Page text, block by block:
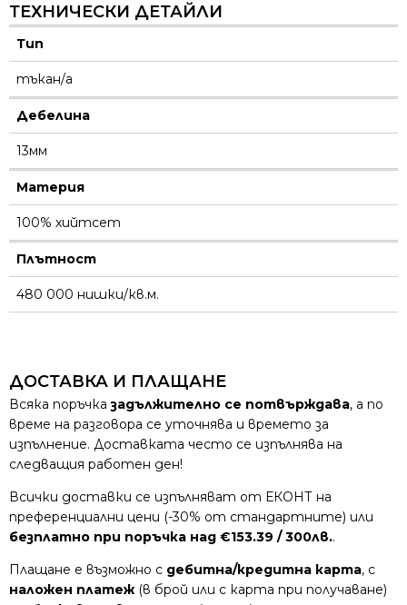
ТЕХНИЧЕСКИ ДЕТАЙЛИ
Тип
тъкан/а
Дебелина
13мм
Материя
100% хийтсет
Плътност
480 000 нишки/кв.м.
ДОСТАВКА И ПЛАЩАНЕ
Всяка поръчказадължително се потвърждава, а по
време на разговора се уточнява и времето за
изпълнение. Доставката често се изпълнява на
следващия работен ден!
Всички доставки се изпълняват от ЕКОНТ на
преференциални цени (-30% от стандартните) или
безплатно при поръчка над €153.39 / 300лв..
Плащане е възможно с дебитна/кредитна карта, с
наложен платеж (в брой или с карта при получаване)